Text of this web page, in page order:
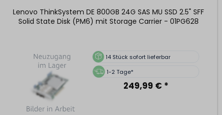
Lenovo ThinkSystem DE 800GB 24G SAS MU SSD 2.5" SFF
Solid State Disk (PM6) mit Storage Carrier - 01PG628
14 Stück sofort lieferbar
1-2 Tage*
249,99 € *